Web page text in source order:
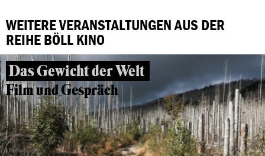
WEITERE VERANSTALTUNGEN AUS DER
REIHE BÖLL KINO
Das Gewicht der Welt
Film und Gespräch